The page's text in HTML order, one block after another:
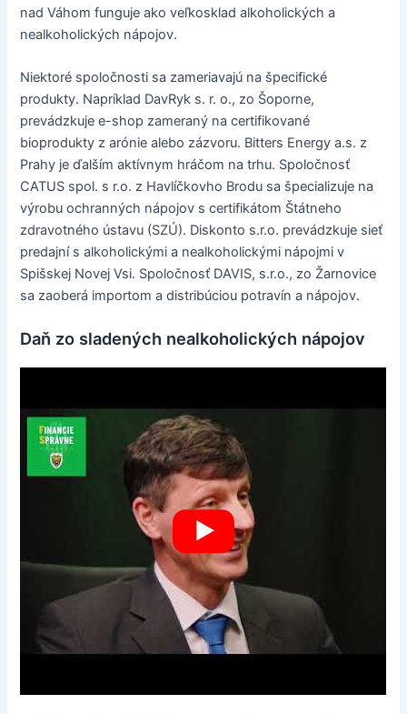
nad Váhom funguje ako veľkosklad alkoholických a
nealkoholických nápojov.
Niektoré spoločnosti sa zameriavajú na špecifické
produkty. Napríklad DavRyk s. r. o., zo Šoporne,
prevádzkuje e-shop zameraný na certifikované
bioprodukty z arónie alebo zázvoru. Bitters Energy a.s. z
Prahy je ďalším aktívnym hráčom na trhu. Spoločnosť
CATUS spol. s r.o. z Havlíčkovho Brodu sa špecializuje na
výrobu ochranných nápojov s certifikátom Štátneho
zdravotného ústavu (SZÚ). Diskonto s.r.o. prevádzkuje sieť
predajní s alkoholickými a nealkoholickými nápojmi v
Spišskej Novej Vsi. Spoločnosť DAVIS, s.r.o., zo Žarnovice
sa zaoberá importom a distribúciou potravín a nápojov.
Daň zo sladených nealkoholických nápojov